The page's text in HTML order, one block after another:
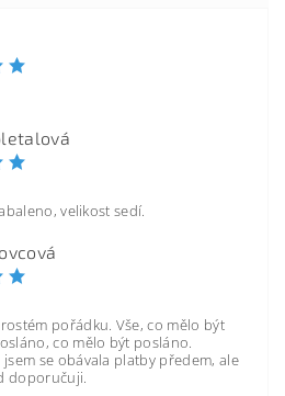
velikost sedí.
pořádku. Vše, co mělo být
co mělo být posláno.
se obávala platby předem, ale
doporučuji.